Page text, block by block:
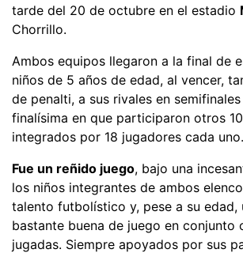
tarde del 20 de octubre en el estadio
Chorrillo.
Ambos equipos llegaron a la final de
niños de 5 años de edad, al vencer,
de penalti, a sus rivales en
finalísima en que participaron otros
integrados por 18 jugadores cada uno.
Fue un reñido juego, bajo una
los niños integrantes de ambos
talento futbolístico y, pese a su edad,
bastante buena de juego en conjunto
jugadas. Siempre apoyados por sus